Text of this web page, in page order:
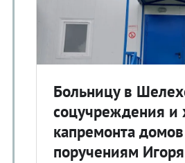
Больницу в
соцучреждения и
капремонта
поручениям